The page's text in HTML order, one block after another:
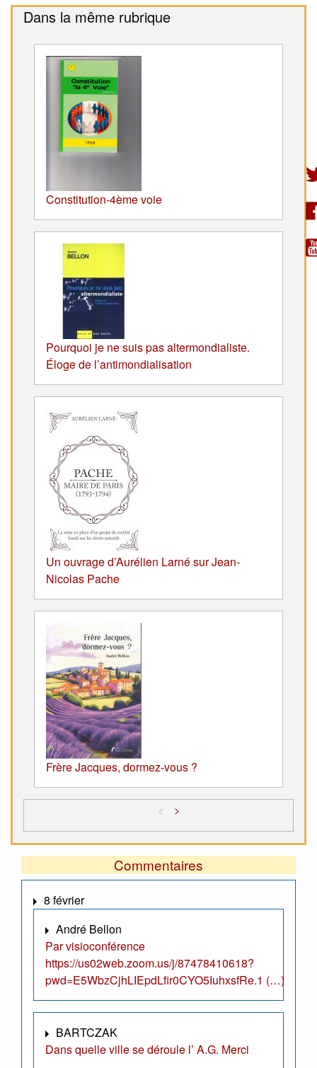
Dans la même rubrique
Constitution-4ème voie
Pourquoi je ne suis pas altermondialiste.
Éloge de l’antimondialisation
Un ouvrage d’Aurélien Larné sur Jean-
Nicolas Pache
Frère Jacques, dormez-vous ?
< >
Commentaires
8 février
André Bellon
Par visioconférence
https://us02web.zoom.us/j/87478410618?
pwd=E5WbzCjhLIEpdLfir0CYO5IuhxsfRe.1 (…)
BARTCZAK
Dans quelle ville se déroule l’ A.G. Merci